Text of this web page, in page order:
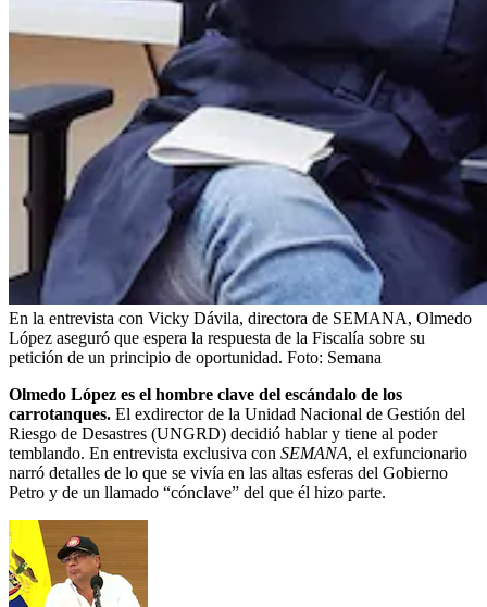
En la entrevista con Vicky Dávila, directora de SEMANA, Olmedo
López aseguró que espera la respuesta de la Fiscalía sobre su
petición de un principio de oportunidad. Foto: Semana
Olmedo López es el hombre clave del escándalo de los
carrotanques. El exdirector de la Unidad Nacional de Gestión del
Riesgo de Desastres (UNGRD) decidió hablar y tiene al poder
temblando. En entrevista exclusiva con SEMANA, el exfuncionario
narró detalles de lo que se vivía en las altas esferas del Gobierno
Petro y de un llamado “cónclave” del que él hizo parte.